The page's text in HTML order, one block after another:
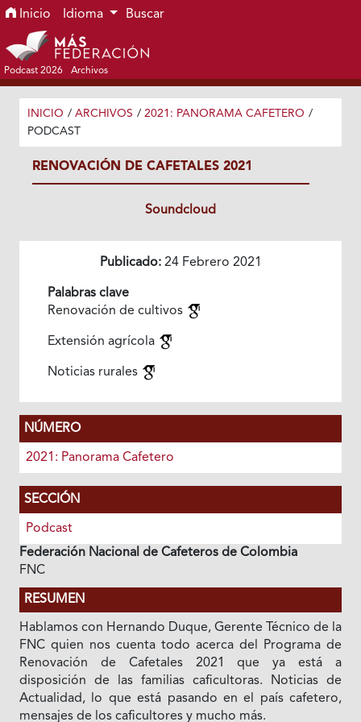
Ir al menú de navegación principal
Ir al contenido principal
Ir al pie de página del sitio
Inicio Idioma Buscar
Podcast 2026 Archivos
INICIO / ARCHIVOS / 2021: PANORAMA CAFETERO /
PODCAST
RENOVACIÓN DE CAFETALES 2021
Soundcloud
Publicado:24 Febrero 2021
Palabras clave
Renovación de cultivos
Extensión agrícola
Noticias rurales
NÚMERO
2021: Panorama Cafetero
SECCIÓN
Podcast
Federación Nacional de Cafeteros de Colombia
FNC
RESUMEN
Hablamos con Hernando Duque, Gerente Técnico de la
FNC quien nos cuenta todo acerca del Programa de
Renovación de Cafetales 2021 que ya está a
disposición de las familias caficultoras. Noticias de
Actualidad, lo que está pasando en el país cafetero,
mensajes de los caficultores y mucho más.